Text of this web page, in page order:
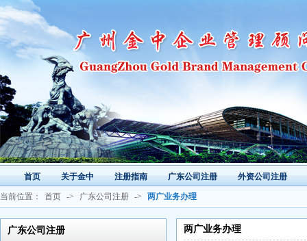
首页 关于金中 注册指南 广东公司注册 外资公司注册
当前位置： 首页 -> 广东公司注册 -> 两广业务办理
广东公司注册 两广业务办理